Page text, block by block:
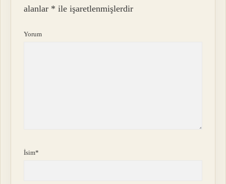
alanlar * ile işaretlenmişlerdir
Yorum
İsim*